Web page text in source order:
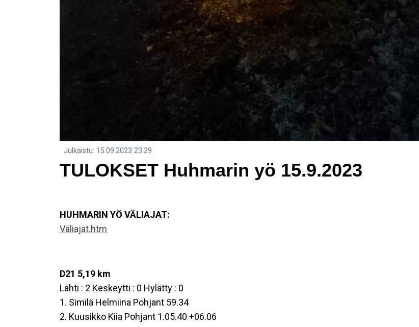
Julkaistu: 15.09.2023 23.29
TULOKSET Huhmarin yö 15.9.2023
HUHMARIN YÖ VÄLIAJAT:
Väliajat.htm
D21 5,19 km
Lähti : 2 Keskeytti : 0 Hylätty : 0
1. Similä Helmiina Pohjant 59.34
2. Kuusikko Kiia Pohjant 1.05.40 +06.06